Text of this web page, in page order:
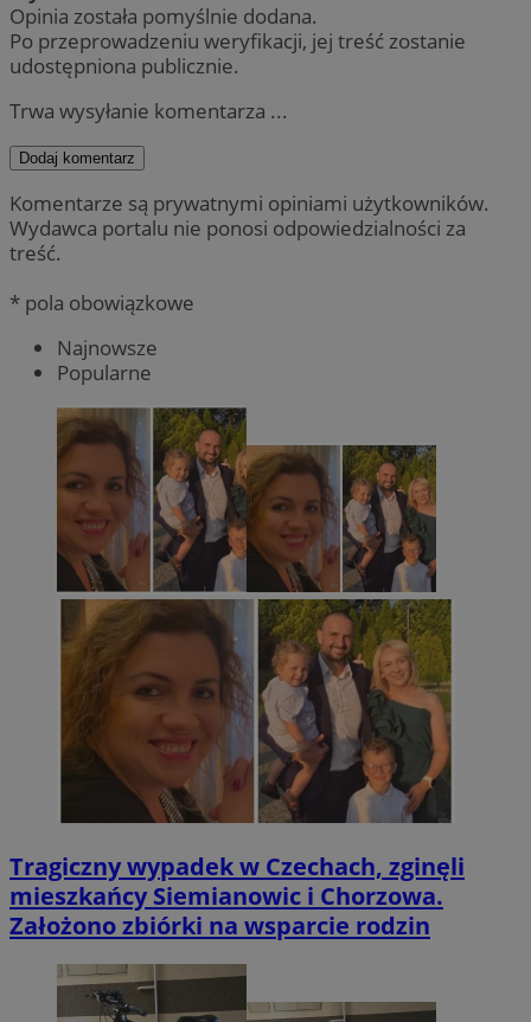
Opinia została pomyślnie dodana.
Po przeprowadzeniu weryfikacji, jej treść zostanie
udostępniona publicznie.
Trwa wysyłanie komentarza ...
Dodaj komentarz
Komentarze są prywatnymi opiniami użytkowników.
Wydawca portalu nie ponosi odpowiedzialności za
treść.
* pola obowiązkowe
Najnowsze
Popularne
Tragiczny wypadek w Czechach, zginęli
mieszkańcy Siemianowic i Chorzowa.
Założono zbiórki na wsparcie rodzin